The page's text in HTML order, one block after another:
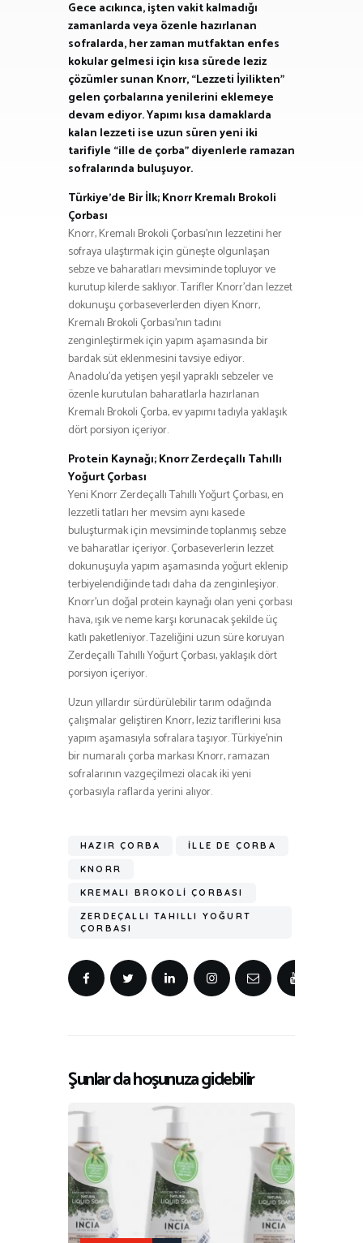
Gece acıkınca, işten vakit kalmadığı
zamanlarda veya özenle hazırlanan
sofralarda, her zaman mutfaktan enfes
kokular gelmesi için kısa sürede leziz
çözümler sunan Knorr, “Lezzeti İyilikten”
gelen çorbalarına yenilerini eklemeye
devam ediyor. Yapımı kısa damaklarda
kalan lezzeti ise uzun süren yeni iki
tarifiyle “ille de çorba” diyenlerle ramazan
sofralarında buluşuyor.
Türkiye’de Bir İlk; Knorr Kremalı Brokoli
Çorbası
Knorr, Kremalı Brokoli Çorbası’nın lezzetini her
sofraya ulaştırmak için güneşte olgunlaşan
sebze ve baharatları mevsiminde topluyor ve
kurutup kilerde saklıyor. Tarifler Knorr’dan lezzet
dokunuşu çorbaseverlerden diyen Knorr,
Kremalı Brokoli Çorbası’nın tadını
zenginleştirmek için yapım aşamasında bir
bardak süt eklenmesini tavsiye ediyor.
Anadolu’da yetişen yeşil yapraklı sebzeler ve
özenle kurutulan baharatlarla hazırlanan
Kremalı Brokoli Çorba, ev yapımı tadıyla yaklaşık
dört porsiyon içeriyor.
Protein Kaynağı; Knorr Zerdeçallı Tahıllı
Yoğurt Çorbası
Yeni Knorr Zerdeçallı Tahıllı Yoğurt Çorbası, en
lezzetli tatları her mevsim aynı kasede
buluşturmak için mevsiminde toplanmış sebze
ve baharatlar içeriyor. Çorbaseverlerin lezzet
dokunuşuyla yapım aşamasında yoğurt eklenip
terbiyelendiğinde tadı daha da zenginleşiyor.
Knorr’un doğal protein kaynağı olan yeni çorbası
hava, ışık ve neme karşı korunacak şekilde üç
katlı paketleniyor. Tazeliğini uzun süre koruyan
Zerdeçallı Tahıllı Yoğurt Çorbası, yaklaşık dört
porsiyon içeriyor.
Uzun yıllardır sürdürülebilir tarım odağında
çalışmalar geliştiren Knorr, leziz tariflerini kısa
yapım aşamasıyla sofralara taşıyor. Türkiye’nin
bir numaralı çorba markası Knorr, ramazan
sofralarının vazgeçilmezi olacak iki yeni
çorbasıyla raflarda yerini alıyor.
HAZIR ÇORBA İLLE DE ÇORBA
KNORR
KREMALI BROKOLI ÇORBASI
ZERDEÇALLI TAHILLI YOĞURT
ÇORBASI
Şunlar da hoşunuza gidebilir